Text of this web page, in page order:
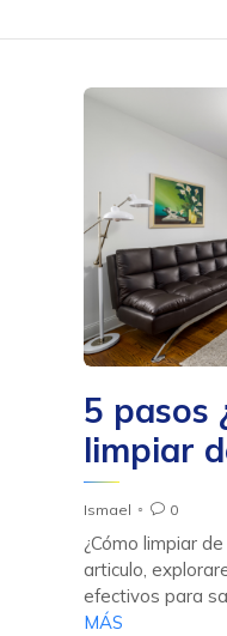
5 pasos
limpiar
Ismael  0
¿Cómo limpiar
articulo,
efectivos para
MÁS